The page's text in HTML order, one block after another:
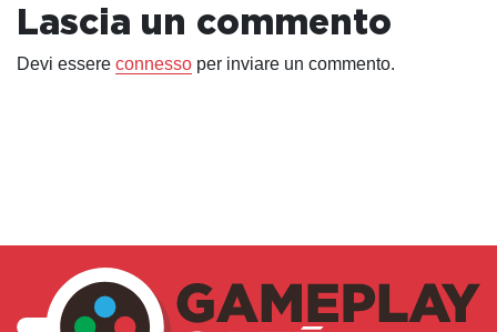
Lascia un commento
Devi essere connesso per inviare un commento.